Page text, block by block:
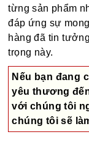
từng sản phẩm
đáp ứng sự
hàng đã tin
trọng này.
Nếu bạn đang
yêu thương
với chúng tôi
chúng tôi sẽ